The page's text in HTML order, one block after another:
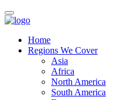
Home
Regions We Cover
Asia
Africa
North America
South America